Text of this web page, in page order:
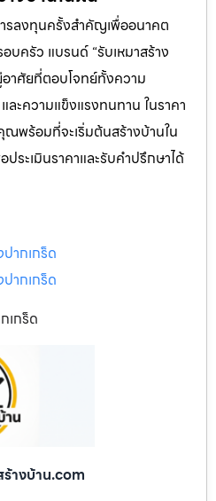
รลงทุนครั้งสำคัญเพื่ออนาคต
บครัว แบรนด์ “รับเหมาสร้าง
าศัยที่ตอบโจทย์ทั้งความ
ะความแข็งแรงทนทาน ในราคา
ณพร้อมที่จะเริ่มต้นสร้างบ้านใน
ระเมินราคาและรับคำปรึกษาได้
ากเกร็ด
ากเกร็ด
เกร็ด
ร้างบ้าน.com